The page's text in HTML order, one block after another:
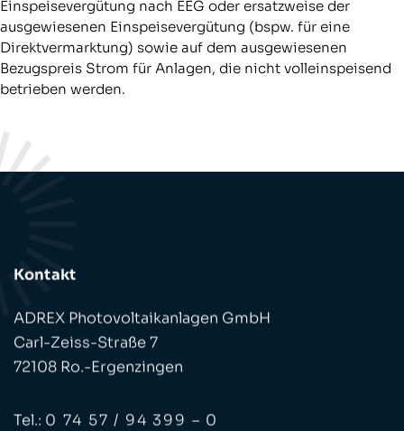
Einspeisevergütung nach EEG oder ersatzweise der
ausgewiesenen Einspeisevergütung (bspw. für eine
Direktvermarktung) sowie auf dem ausgewiesenen
Bezugspreis Strom für Anlagen, die nicht volleinspeisend
betrieben werden.
Kontakt
ADREX Photovoltaikanlagen GmbH
Carl-Zeiss-Straße 7
72108 Ro.-Ergenzingen
Tel.: 0 74 57 / 94 399 – 0